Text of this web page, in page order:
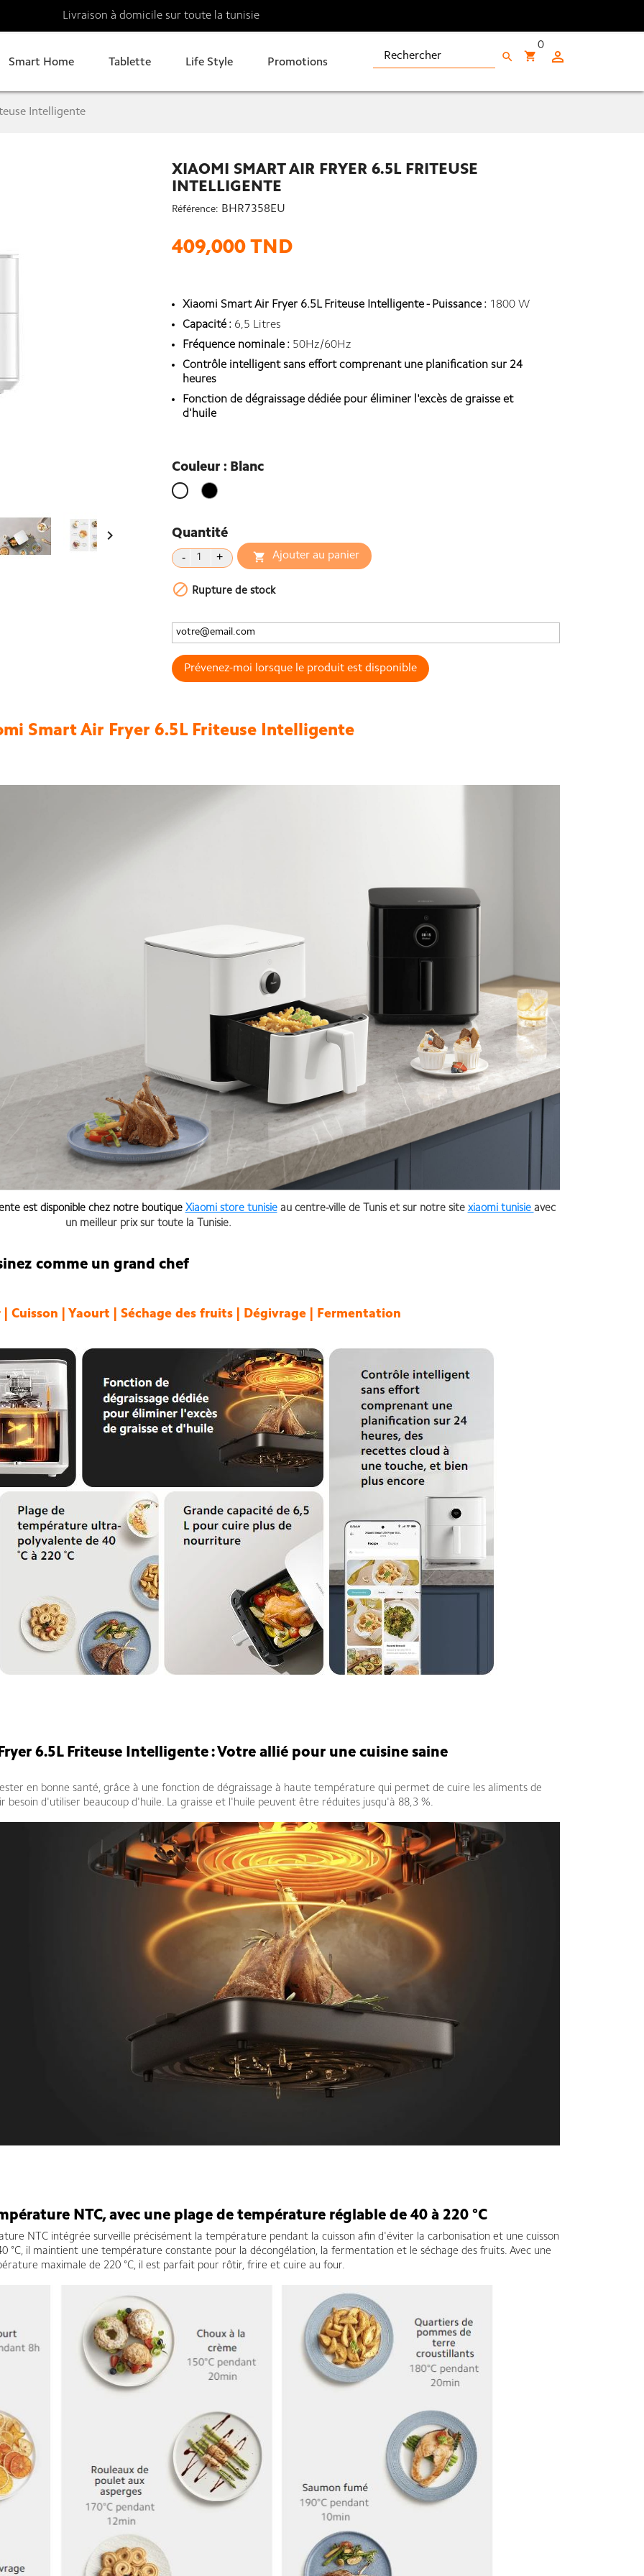
Livraison à domicile sur toute la tunisie
Smart Home Tablette Life Style Promotions 
shopping_cart
0
search
Intelligente

XIAOMI SMART AIR FRYER 6.5L FRITEUSE
INTELLIGENTE
Référence: BHR7358EU
409,000 TND
Xiaomi Smart Air Fryer 6.5L Friteuse Intelligente - Puissance : 1800 W
Capacité : 6,5 Litres
Fréquence nominale : 50Hz/60Hz
Contrôle intelligent sans effort comprenant une planification sur 24
heures
Fonction de dégraissage dédiée pour éliminer l'excès de graisse et
d'huile
Couleur : Blanc
Blanc Noir
Quantité
 Ajouter au panier
 Rupture de stock
Prévenez-moi lorsque le produit est disponible
Smart Air Fryer 6.5L Friteuse Intelligente
estdisponible chez notre boutique Xiaomi store tunisieau centre-ville de Tunis et sur notre site xiaomi tunisie avec
un meilleur prix sur toute la Tunisie.
un grand chef
Cuisson | Yaourt | Séchage des fruits | Dégivrage | Fermentation
6.5L Friteuse Intelligente: Votre allié pour une cuisine saine
en bonne santé, grâce à une fonction de dégraissage à haute température qui permet de cuire les aliments de
besoin d'utiliser beaucoup d'huile. La graisse et l'huile peuvent être réduites jusqu'à 88,3 %.
NTC, avec une plage de température réglable de 40 à 220 °C
NTC intégrée surveille précisément la température pendant la cuisson afin d'éviter la carbonisation et une cuisson
°C, il maintient une température constante pour la décongélation, la fermentation et le séchage des fruits. Avec une
maximale de 220 °C, il est parfait pour rôtir, frire et cuire au four.